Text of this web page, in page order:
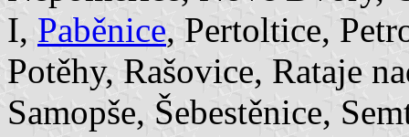
I, Paběnice, Pertoltice,
Potěhy, Rašovice, Rataje
Samopše, Šebestěnice,